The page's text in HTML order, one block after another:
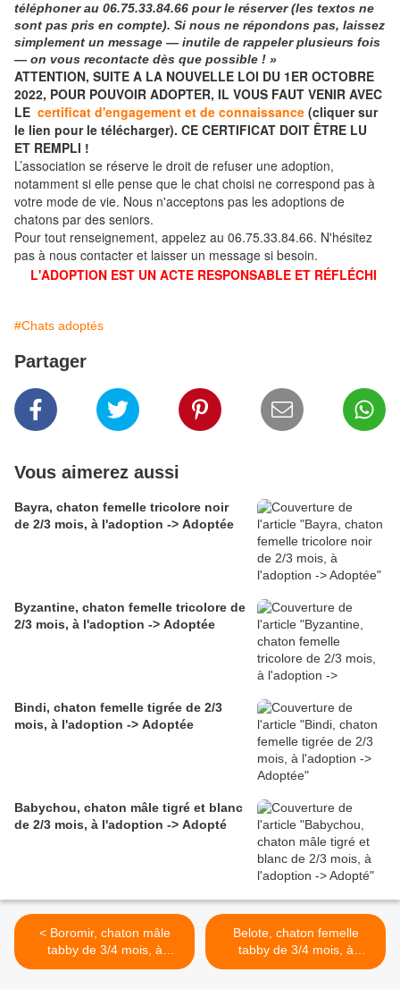
téléphonerau 06.75.33.84.66 pour le réserver (les textos ne
sont pas pris en compte). Si nous ne répondons pas, laissez
simplement un message — inutile de rappeler plusieurs fois
— on vous recontacte dès que possible ! »
ATTENTION, SUITE A LA NOUVELLE LOI DU 1ER OCTOBRE
2022, POUR POUVOIR ADOPTER, IL VOUS FAUT VENIR AVEC
LE certificat d'engagement et de connaissance (cliquer sur
le lien pour le télécharger). CE CERTIFICAT DOIT ÊTRE LU
ET REMPLI !
L’association se réserve le droit de refuser une adoption,
notamment si elle pense que le chat choisi ne correspond pas à
votre mode de vie. Nous n'acceptons pas les adoptions de
chatons par des seniors.
Pour tout renseignement, appelez au 06.75.33.84.66. N'hésitez
pas à nous contacter et laisser un message si besoin.
L'ADOPTION EST UN ACTE RESPONSABLE ET RÉFLÉCHI
#Chats adoptés
Partager
Vous aimerez aussi
Bayra, chaton femelle tricolore noir
de 2/3 mois, à l'adoption -> Adoptée
Byzantine, chaton femelle tricolore de
2/3 mois, à l'adoption -> Adoptée
Bindi, chaton femelle tigrée de 2/3
mois, à l'adoption -> Adoptée
Babychou, chaton mâle tigré et blanc
de 2/3 mois, à l'adoption -> Adopté
< Boromir, chaton mâle
tabby de 3/4 mois, à
l'adoption -> adopté
Belote, chaton femelle
tabby de 3/4 mois, à
l'adoption -> adoptée >